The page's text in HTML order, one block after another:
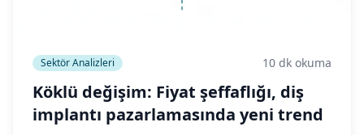
Sektör Analizleri 10 dk okuma
Köklü değişim: Fiyat şeffaflığı, diş
implantı pazarlamasında yeni trend